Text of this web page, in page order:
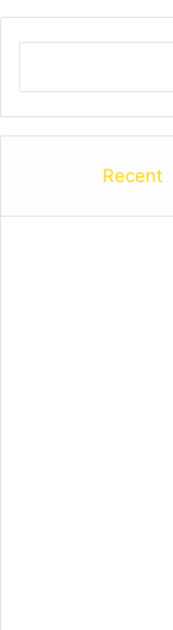
Recent